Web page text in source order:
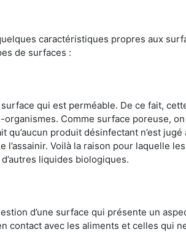
caractéristiques propres aux
de surfaces :
qui est perméable. De ce fait,
Comme surface poreuse,
qu’aucun produit désinfectant n’est
l’assainir. Voilà la raison pour laquelle
liquides biologiques.
d’une surface qui présente un
contact avec les aliments et celles qui